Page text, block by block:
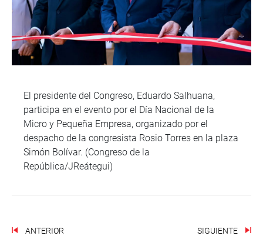
El presidente del Congreso, Eduardo Salhuana,
participa en el evento por el Día Nacional de la
Micro y Pequeña Empresa, organizado por el
despacho de la congresista Rosio Torres en la plaza
Simón Bolívar. (Congreso de la
República/JReátegui)
ANTERIOR SIGUIENTE